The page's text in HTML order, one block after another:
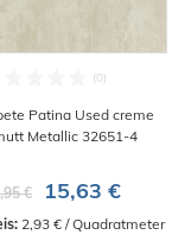
Patina Used creme
Metallic 32651-4
€ 15,63 €
2,93 € / Quadratmeter